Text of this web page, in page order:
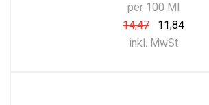
per 100 Ml
14,47
11,84
inkl. MwSt